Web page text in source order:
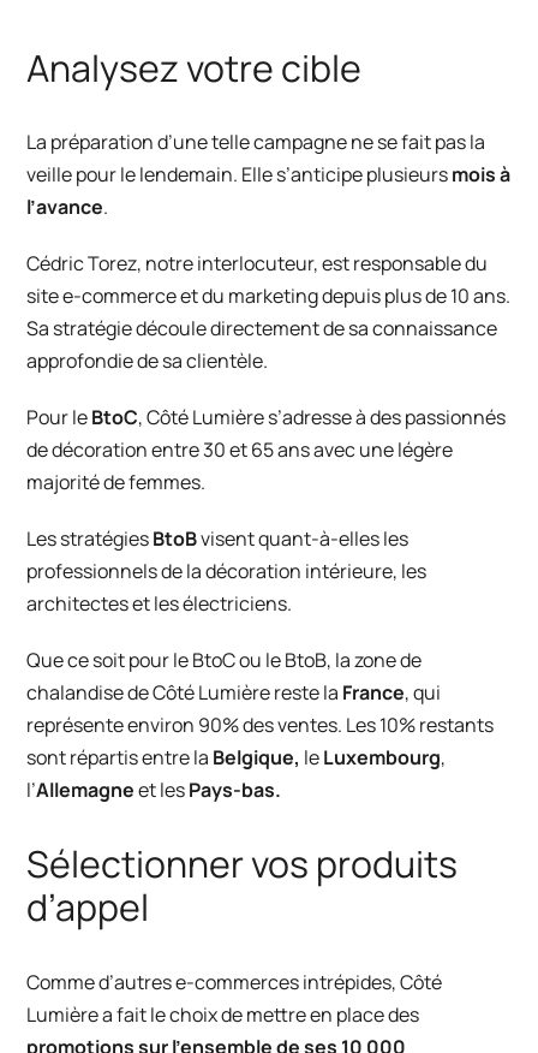
Analysez votre cible
La préparation d’une telle campagne ne se fait pas la
veille pour le lendemain. Elle s’anticipe plusieursmois à
l’avance.
Cédric Torez, notre interlocuteur, est responsable du
site e-commerce et du marketing depuis plus de 10 ans.
Sa stratégie découle directement de sa connaissance
approfondie de sa clientèle.
Pour leBtoC,Côté Lumières’adresse à des passionnés
de décoration entre 30 et 65 ans avec une légère
majorité de femmes.
Les stratégiesBtoBvisent quant-à-elles les
professionnels de la décoration intérieure, les
architectes et les électriciens.
Que ce soit pour le BtoC ou le BtoB, la zone de
chalandise deCôté Lumièrereste la France, qui
représente environ 90% des ventes. Les 10% restants
sont répartis entre la Belgique, leLuxembourg,
l’Allemagneet lesPays-bas.
Sélectionner vos produits
d’appel
Comme d’autres e-commerces intrépides,Côté
Lumièrea fait le choix de mettre en place des
promotions sur l’ensemble de ses 10 000